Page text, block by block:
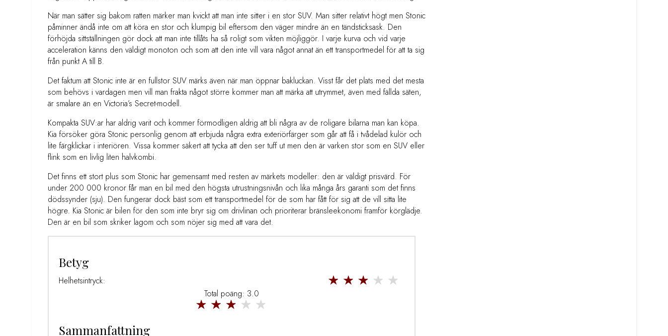
När man sätter sig bakom ratten märker man kvickt att man inte sitter i en stor SUV. Man sitter relativt högt men Stonic
påminner ändå inte om att köra en stor och klumpig bil eftersom den väger mindre än en tändsticksask. Den
förhöjda sittställningen gör dock att man inte tillåts ha så roligt som vikten möjliggör. I varje kurva och vid varje
acceleration känns den väldigt monoton och som att den inte vill vara något annat än ett transportmedel för att ta sig
från punkt A till B.
Det faktum att Stonic inte är en fullstor SUV märks även när man öppnar bakluckan. Visst får det plats med det mesta
som behövs i vardagen men vill man frakta något större kommer man att märka att utrymmet, även med fällda säten,
är smalare än en Victoria’s Secret-modell.
Kompakta SUV:ar har aldrig varit och kommer förmodligen aldrig att bli några av de roligare bilarna man kan köpa.
Kia försöker göra Stonic personlig genom att erbjuda några extra exteriörfärger som går att få i tvådelad kulör och
lite färgklickar i interiören. Vissa kommer säkert att tycka att den ser tuff ut men den är varken stor som en SUV eller
flink som en livlig liten halvkombi.
Det finns ett stort plus som Stonic har gemensamt med resten av märkets modeller: den är väldigt prisvärd. För
under 200 000 kronor får man en bil med den högsta utrustningsnivån och lika många års garanti som det finns
dödssynder (sju). Den fungerar dock bäst som ett transportmedel för de som har fått för sig att de vill sitta lite
högre. Kia Stonic är bilen för den som inte bryr sig om drivlinan och prioriterar bränsleekonomi framför körglädje.
Den är en bil som skriker lagom och som nöjer sig med att vara det.
Betyg
Helhetsintryck:
Total poäng: 3.0
Sammanfattning